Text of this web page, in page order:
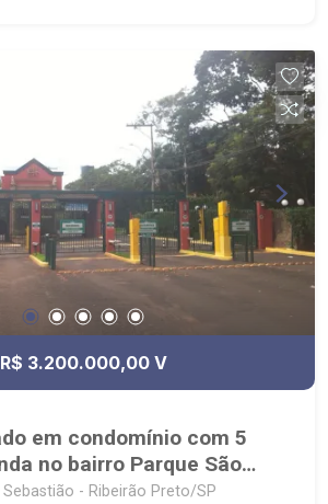
Paisagismo completo; -
nobres e modernos; - Móveis
padrão; - 4 vagas cobertas; -
Club House com portaria 24
de tênis, beach tênis, piscina,
cinema, espaço gourmet,
quadra poliesportiva; - Próximo
Restaurante Zucker, Mundo
Veterinário, Posto Alpha Center.
R$ 3.200.000,00 V
em condomínio com 5
no bairro Parque São
Sebastião - Ribeirão Preto/SP